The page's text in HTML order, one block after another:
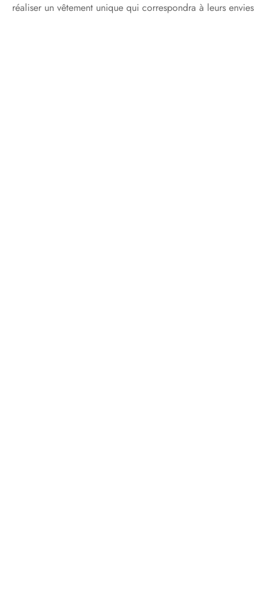
réaliser un vêtement unique qui correspondra à leurs envies